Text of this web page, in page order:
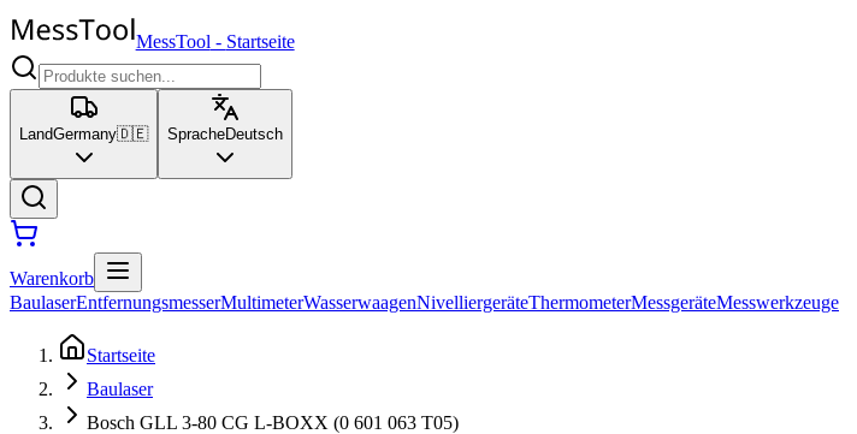
MessTool - Startseite
LandGermany🇩🇪 SpracheDeutsch
Warenkorb
BaulaserEntfernungsmesserMultimeterWasserwaagenNivelliergeräteThermometerMessgeräteMesswerkzeuge
Startseite
Baulaser
Bosch GLL 3-80 CG L-BOXX (0 601 063 T05)